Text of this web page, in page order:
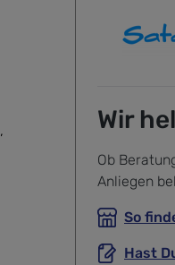
,
Wir
Ob
Anliegen
So
Hast